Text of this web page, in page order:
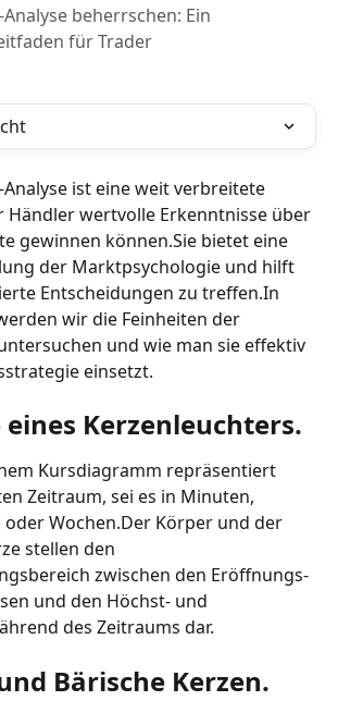
beherrschen: Ein
für Trader
Analyse ist eine weit verbreitete
Händler wertvolle Erkenntnisse über
gewinnen können.Sie bietet eine
der Marktpsychologie und hilft
Entscheidungen zu treffen.In
wir die Feinheiten der
und wie man sie effektiv
einsetzt.
Kerzenleuchters.
Kursdiagramm repräsentiert
Zeitraum, sei es in Minuten,
oder Wochen.Der Körper und der
stellen den
zwischen den Eröffnungs-
und den Höchst- und
des Zeitraums dar.
Bärische Kerzen.